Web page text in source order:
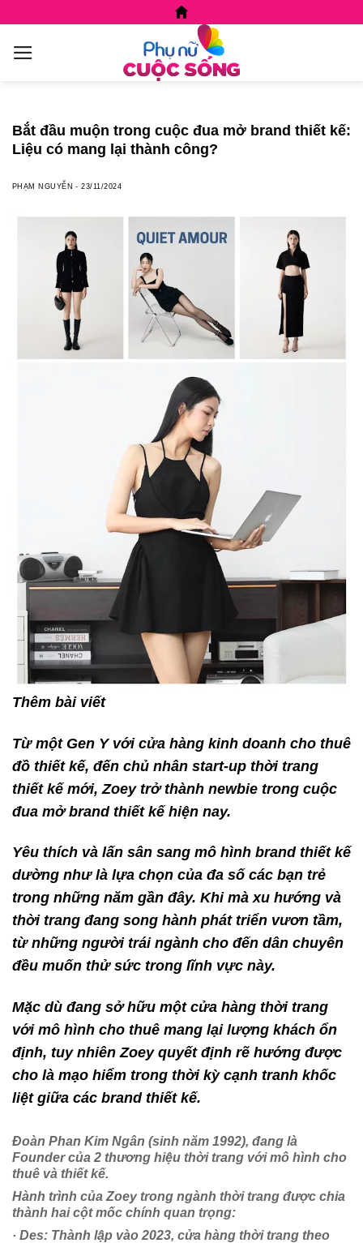
content
Bắt đầu muộn trong cuộc đua mở brand thiết kế:
Liệu có mang lại thành công?
PHẠM NGUYỄN -23/11/2024
Thêm bài viết
Từ một Gen Y với cửa hàng kinh doanh cho thuê
đồ thiết kế, đến chủ nhân start-up thời trang
thiết kế mới, Zoey trở thành newbie trong cuộc
đua mở brand thiết kế hiện nay.
Yêu thích và lấn sân sang mô hình brand thiết kế
dường như là lựa chọn của đa số các bạn trẻ
trong những năm gần đây. Khi mà xu hướng và
thời trang đang song hành phát triển vươn tầm,
từ những người trái ngành cho đến dân chuyên
đều muốn thử sức trong lĩnh vực này.
Mặc dù đang sở hữu một cửa hàng thời trang
với mô hình cho thuê mang lại lượng khách ổn
định, tuy nhiên Zoey quyết định rẽ hướng được
cho là mạo hiểm trong thời kỳ cạnh tranh khốc
liệt giữa các brand thiết kế.
Đoàn Phan Kim Ngân (sinh năm 1992), đang là
Founder của 2 thương hiệu thời trang với mô hình cho
thuê và thiết kế.
Hành trình của Zoey trong ngành thời trang được chia
thành hai cột mốc chính quan trọng:
· Des: Thành lập vào 2023, cửa hàng thời trang theo